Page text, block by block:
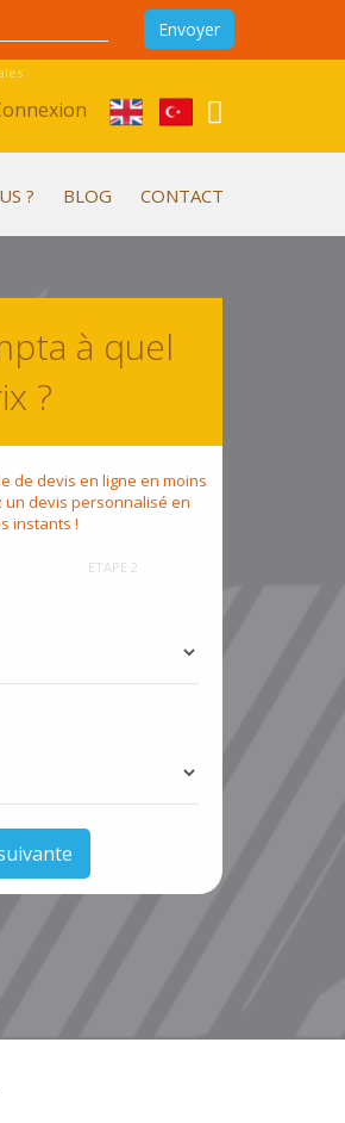
? BLOG CONTACT
à quel
?
de devis en ligne en moins
devis personnalisé en
instants !
ETAPE 2